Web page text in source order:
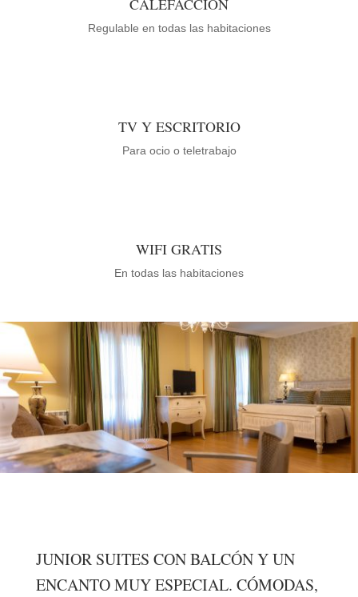
CALEFACCIÓN
Regulable en todas las habitaciones
TV Y ESCRITORIO
Para ocio o teletrabajo
WIFI GRATIS
En todas las habitaciones
JUNIOR SUITES CON BALCÓN Y UN
ENCANTO MUY ESPECIAL. CÓMODAS,